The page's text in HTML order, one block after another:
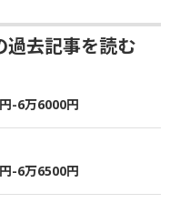
過去記事を読む
-6万6000円
-6万6500円